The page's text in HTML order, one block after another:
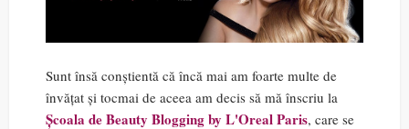
Sunt însă conștientă că încă mai am foarte multe de
învățat și tocmai de aceea am decis să mă înscriu la
Școala de Beauty Blogging by L'Oreal Paris, care se